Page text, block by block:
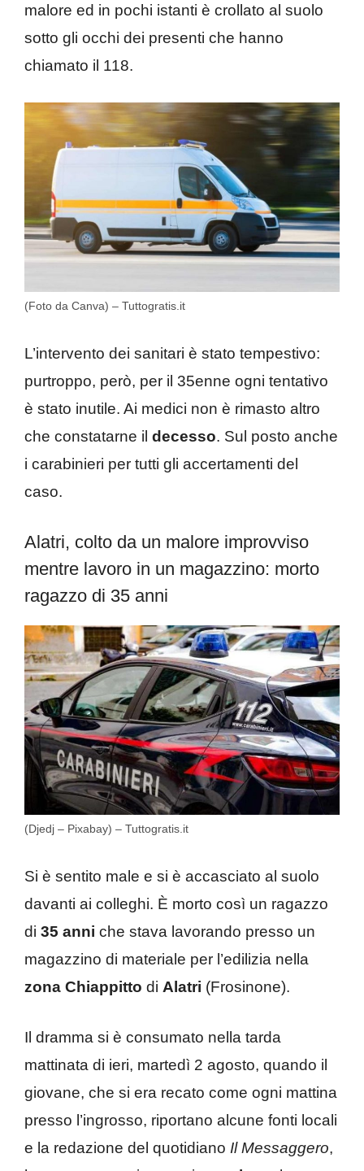
malore ed in pochi istanti è crollato al suolo
sotto gli occhi dei presenti che hanno
chiamato il 118.
(Foto da Canva) – Tuttogratis.it
L’intervento dei sanitari è stato tempestivo:
purtroppo, però, per il 35enne ogni tentativo
è stato inutile. Ai medici non è rimasto altro
che constatarne il decesso. Sul posto anche
i carabinieri per tutti gli accertamenti del
caso.
Alatri, colto da un malore improvviso
mentre lavoro in un magazzino: morto
ragazzo di 35 anni
(Djedj – Pixabay) – Tuttogratis.it
Si è sentito male e si è accasciato al suolo
davanti ai colleghi. È morto così un ragazzo
di 35 anni che stava lavorando presso un
magazzino di materiale per l’edilizia nella
zona Chiappitto di Alatri (Frosinone).
Il dramma si è consumato nella tarda
mattinata di ieri, martedì 2 agosto, quando il
giovane, che si era recato come ogni mattina
presso l’ingrosso, riportano alcune fonti locali
e la redazione del quotidiano Il Messaggero,